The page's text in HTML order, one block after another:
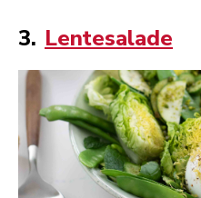
3. Lentesalade